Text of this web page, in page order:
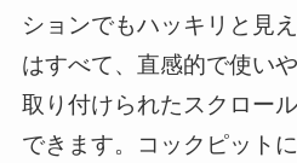
ションでもハッキリと見
はすべて、直感的で使い
取り付けられたスクロー
できます。コックピット